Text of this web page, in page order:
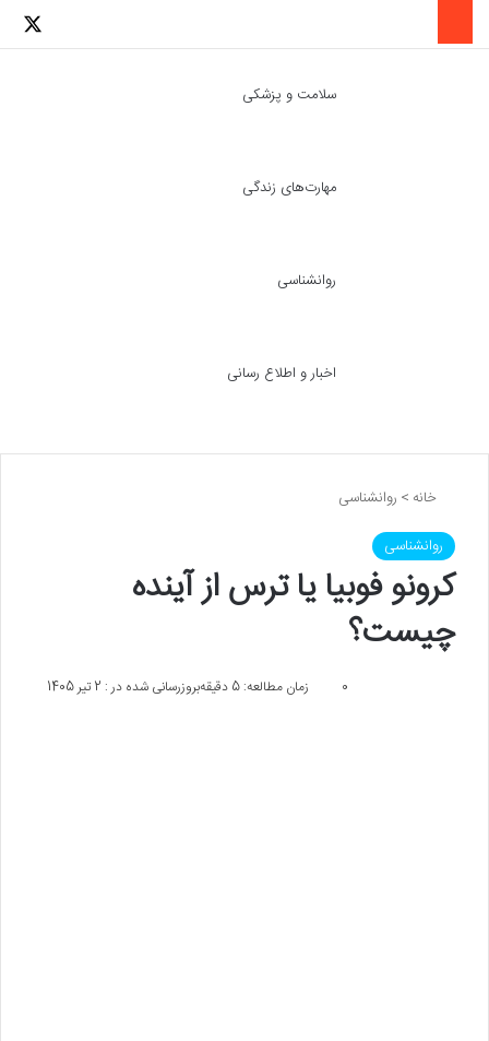
لینکدین
سلامت و پزشکی
مهارت‌های زندگی
روانشناسی
اخبار و اطلاع رسانی
خانه > روانشناسی
روانشناسی
کرونو فوبیا یا ترس از آینده
چیست؟
بروزرسانی شده در : 2 تیر 1405 0 زمان مطالعه: 5 دقیقه